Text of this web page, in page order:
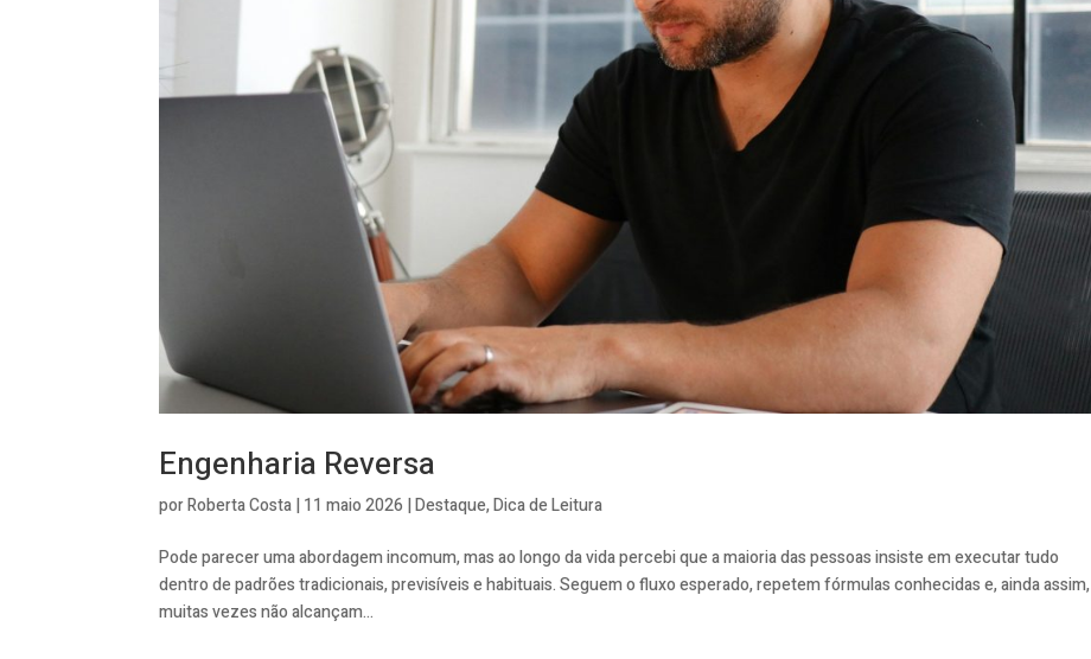
Engenharia Reversa
porRoberta Costa|11 maio 2026 |Destaque,Dica de Leitura
Pode parecer uma abordagem incomum, mas ao longo da vida percebi que a maioria das pessoas insiste em executar tudo
dentro de padrões tradicionais, previsíveis e habituais. Seguem o fluxo esperado, repetem fórmulas conhecidas e, ainda assim,
muitas vezes não alcançam...